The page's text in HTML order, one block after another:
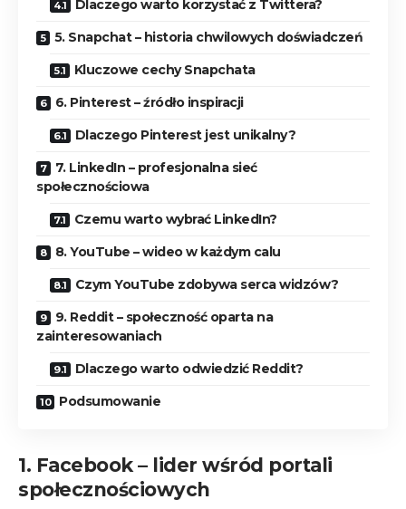
Dlaczego warto korzystać z Twittera?
5. Snapchat – historia chwilowych doświadczeń
Kluczowe cechy Snapchata
6. Pinterest – źródło inspiracji
Dlaczego Pinterest jest unikalny?
7. LinkedIn – profesjonalna sieć
społecznościowa
Czemu warto wybrać LinkedIn?
8. YouTube – wideo w każdym calu
Czym YouTube zdobywa serca widzów?
9. Reddit – społeczność oparta na
zainteresowaniach
Dlaczego warto odwiedzić Reddit?
Podsumowanie
1. Facebook – lider wśród portali
społecznościowych